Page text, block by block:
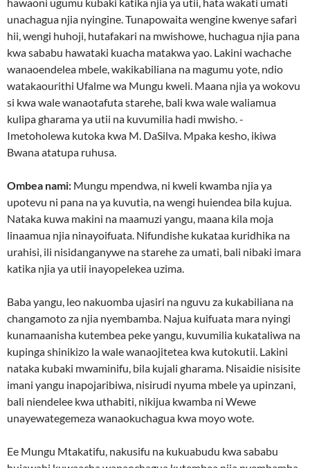
unachagua njia nyingine. Tunapowaita wengine kwenye safari
hii, wengi huhoji, hutafakari na mwishowe, huchagua njia pana
kwa sababu hawataki kuacha matakwa yao. Lakini wachache
wanaoendelea mbele, wakikabiliana na magumu yote, ndio
watakaourithi Ufalme wa Mungu kweli. Maana njia ya wokovu
si kwa wale wanaotafuta starehe, bali kwa wale waliamua
kulipa gharama ya utii na kuvumilia hadi mwisho. -
Imetoholewa kutoka kwa M. DaSilva. Mpaka kesho, ikiwa
Bwana atatupa ruhusa.
Ombea nami: Mungu mpendwa, ni kweli kwamba njia ya
upotevu ni pana na ya kuvutia, na wengi huiendea bila kujua.
Nataka kuwa makini na maamuzi yangu, maana kila moja
linaamua njia ninayoifuata. Nifundishe kukataa kuridhika na
urahisi, ili nisidanganywe na starehe za umati, bali nibaki imara
katika njia ya utii inayopelekea uzima.
Baba yangu, leo nakuomba ujasiri na nguvu za kukabiliana na
changamoto za njia nyembamba. Najua kuifuata mara nyingi
kunamaanisha kutembea peke yangu, kuvumilia kukataliwa na
kupinga shinikizo la wale wanaojitetea kwa kutokutii. Lakini
nataka kubaki mwaminifu, bila kujali gharama. Nisaidie nisisite
imani yangu inapojaribiwa, nisirudi nyuma mbele ya upinzani,
bali niendelee kwa uthabiti, nikijua kwamba ni Wewe
unayewategemeza wanaokuchagua kwa moyo wote.
Ee Mungu Mtakatifu, nakusifu na kukuabudu kwa sababu